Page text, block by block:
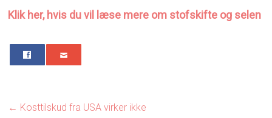
Klik her, hvis du vil læse mere om stofskifte og selen
← Kosttilskud fra USA virker ikke